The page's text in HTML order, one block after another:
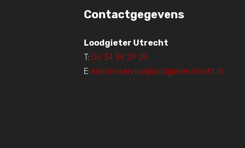
Contactgegevens
Loodgieter Utrecht
T: 06 34 39 29 29
E: klantenservice@loodgieterutrecht.nl